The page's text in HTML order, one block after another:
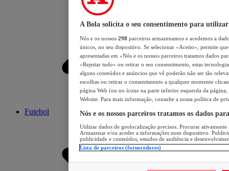
Futebol
A Bola solicita o seu consentimento para utilizar
Nós e os nossos 298 parceiros armazenamos e acedemos a
únicos, no seu dispositivo. Se selecionar «Aceito», permite
apresentadas em «Nós e os nossos parceiros tratamos dados
«Rejeitar tudo» ou retirar o seu consentimento, estas
alguns conteúdos e anúncios que vê poderão não ser tão
escolhas ou retirar o consentimento a qualquer momento
página Web (ou no ícone na parte inferior esquerda da página,
Website. Para mais informação, consulte a nossa política de
Nós e os nossos parceiros tratamos os dados
Utilizar dados de geolocalização precisos. Procurar
Armazenar e/ou aceder a informações num dispositivo.
publicidade e conteúdos, estudos de audiência e
Lista de parceiros (fornecedores)